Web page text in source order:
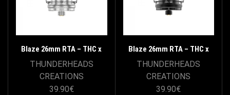
Blaze 26mm RTA – THC x
Mike Vapes – SS
THUNDERHEADS
CREATIONS
39.90€
Blaze 26mm RTA – THC x
Mike Vapes – Silver Black
THUNDERHEADS
CREATIONS
39.90€